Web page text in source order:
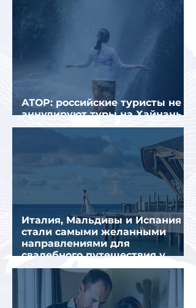
АТОР: российские туристы не
аннулируют туры на Хайнань
из-за тайфуна «Дельфин»
Италия, Мальдивы и Испания
стали самыми желанными
направлениями для
свадебного путешествия у
россиян